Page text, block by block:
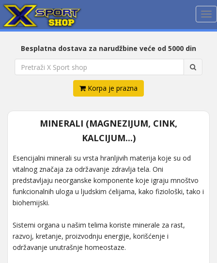
Besplatna dostava za narudžbine veće od 5000 din
Korpa je prazna
MINERALI (MAGNEZIJUM, CINK,
KALCIJUM...)
Esencijalni minerali su vrsta hranljivih materija koje su od
vitalnog značaja za održavanje zdravlja tela. Oni
predstavljaju neorganske komponente koje igraju mnoštvo
funkcionalnih uloga u ljudskim ćelijama, kako fiziološki, tako i
biohemijski.
Sistemi organa u našim telima koriste minerale za rast,
razvoj, kretanje, proizvodnju energije, korišćenje i
održavanje unutrašnje homeostaze.